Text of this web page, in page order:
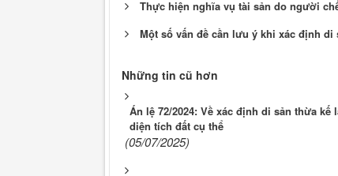
Thực hiện nghĩa vụ tài sản do người
Một số vấn đề cần lưu ý khi xác định di
Những tin cũ hơn
Án lệ 72/2024: Về xác định di sản thừa
diện tích đất cụ thể
(05/07/2025)